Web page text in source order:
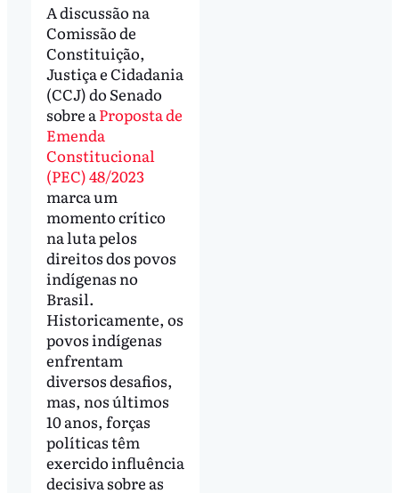
A discussão na
Comissão de
Constituição,
Justiça e Cidadania
(CCJ) do Senado
sobre aProposta de
Emenda
Constitucional
(PEC) 48/2023
marca um
momento crítico
na luta pelos
direitos dos povos
indígenas no
Brasil.
Historicamente, os
povos indígenas
enfrentam
diversos desafios,
mas, nos últimos
10 anos, forças
políticas têm
exercido influência
decisiva sobre as